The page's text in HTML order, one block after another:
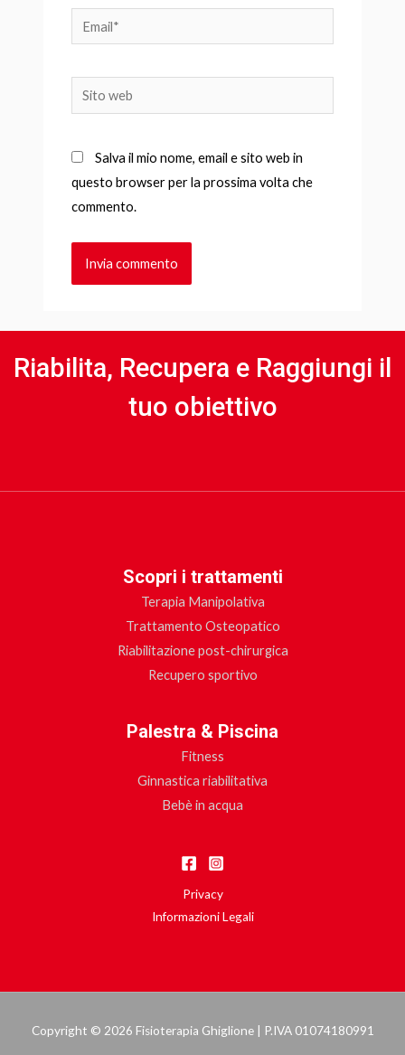
Email*
Sito
web
Salva il mio nome, email e sito web in
questo browser per la prossima volta che
commento.
Riabilita, Recupera e Raggiungi il
tuo obiettivo
Scopri i trattamenti
Terapia Manipolativa
Trattamento Osteopatico
Riabilitazione post-chirurgica
Recupero sportivo
Palestra & Piscina
Fitness
Ginnastica riabilitativa
Bebè in acqua
Privacy
Informazioni Legali
Copyright © 2026 Fisioterapia Ghiglione | P.IVA 01074180991